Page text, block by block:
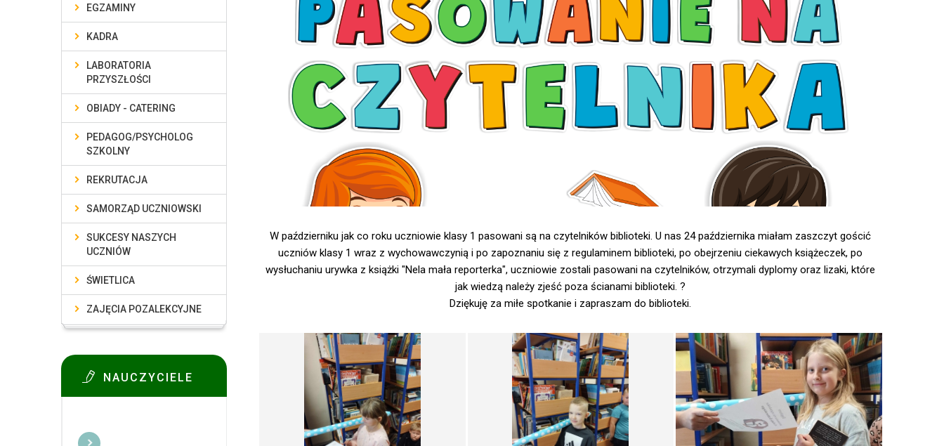
W październiku jak co roku uczniowie klasy 1 pasowani są na czytelników biblioteki. U nas 24 października miałam zaszczyt gościć
uczniów klasy 1 wraz z wychowawczynią i po zapoznaniu się z regulaminem biblioteki, po obejrzeniu ciekawych książeczek, po
wysłuchaniu urywka z książki "Nela mała reporterka", uczniowie zostali pasowani na czytelników, otrzymali dyplomy oraz lizaki, które
jak wiedzą należy zjeść poza ścianami biblioteki. ?
Dziękuję za miłe spotkanie i zapraszam do biblioteki.
EGZAMINY
KADRA
LABORATORIA
PRZYSZŁOŚCI
OBIADY - CATERING
PEDAGOG/PSYCHOLOG
SZKOLNY
REKRUTACJA
SAMORZĄD UCZNIOWSKI
SUKCESY NASZYCH
UCZNIÓW
ŚWIETLICA
ZAJĘCIA POZALEKCYJNE
NAUCZYCIELE